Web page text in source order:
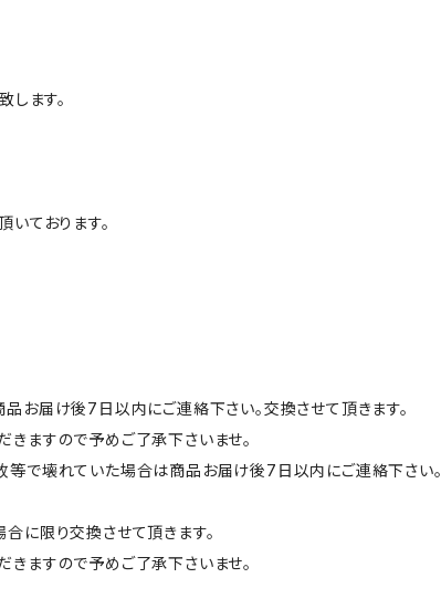
ます。
ております。
お届け後7日以内にご連絡下さい。交換させて頂きます。
ますので予めご了承下さいませ。
で壊れていた場合は商品お届け後7日以内にご連絡下さい。
に限り交換させて頂きます。
ますので予めご了承下さいませ。